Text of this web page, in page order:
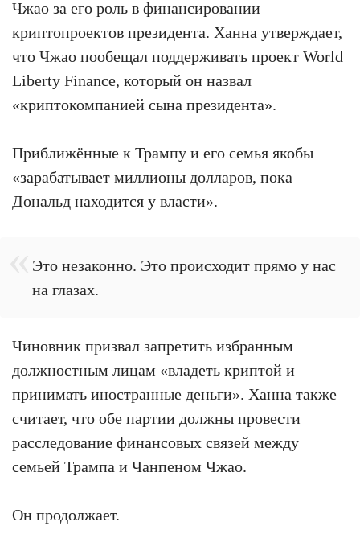
Чжао за его роль в финансировании
криптопроектов президента. Ханна утверждает,
что Чжао пообещал поддерживать проект World
Liberty Finance, который он назвал
«криптокомпанией сына президента».
Приближённые к Трампу и его семья якобы
«зарабатывает миллионы долларов, пока
Дональд находится у власти».
Это незаконно. Это происходит прямо у нас
на глазах.
Чиновник призвал запретить избранным
должностным лицам «владеть криптой и
принимать иностранные деньги». Ханна также
считает, что обе партии должны провести
расследование финансовых связей между
семьей Трампа и Чанпеном Чжао.
Он продолжает.